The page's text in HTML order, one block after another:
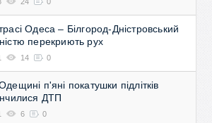
Одеса – Білгород-Дністровський
перекриють рух
14 0
п'яні покатушки підлітків
ДТП
6 0